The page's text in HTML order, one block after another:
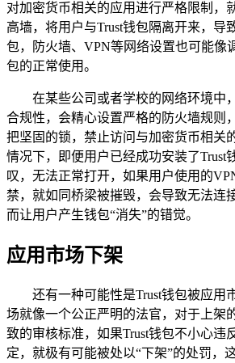
对加密货币相关的应用进行严格限制，
高墙，将用户与Trust钱包隔离开来，导
包，防火墙、VPN等网络设置也可能像
包的正常使用。
在某些公司或者学校的网络环境中
合规性，会精心设置严格的防火墙规则
把坚固的锁，禁止访问与加密货币相关
情况下，即便用户已经成功安装了Trust
叹，无法正常打开，如果用户使用的
禁，就如同桥梁被摧毁，会导致无法连
而让用户产生钱包“消失”的错觉。
应用市场下架
还有一种可能性是Trust钱包被应用
场就像一个公正严明的法官，对于上架
致的审核标准，如果Trust钱包不小心违
定，就极有可能被处以“下架”的处罚，